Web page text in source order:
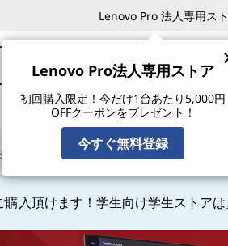
Lenovo Pro 法人専用ス
Lenovo Pro法人専用ストア
初回購入限定！今だけ1台あたり5,000円
OFFクーポンをプレゼント！
今すぐ無料登録
公式ストア:
ニター タブレット ソフトウェア
入頂けます！学生向け学生ストアは
displaying item 4 of 5